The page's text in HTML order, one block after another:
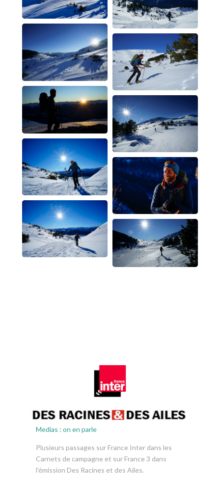
Medias : on en parle
Plusieurs passages sur France Inter dans les
Carnets de campagne et sur France 3 dans
l'émission Des Racines et des Ailes.